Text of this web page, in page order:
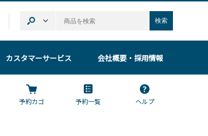
検索
カスタマーサービス 会社概要・採用情報
予約カゴ 予約一覧
ヘルプ